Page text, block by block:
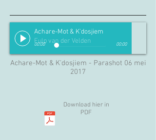
Achare-Mot & K'dosjiem
Fulp van der Velden
00:00 00:00
Achare-Mot & K'dosjiem - Parashot 06 mei
2017
Download hier in
PDF